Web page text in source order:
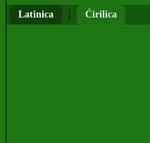
Latinica | Ćirilica